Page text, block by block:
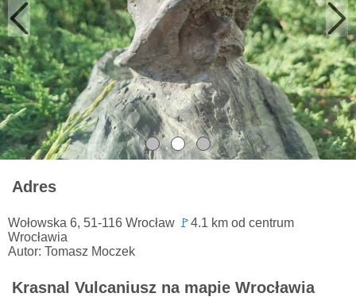
Adres
Wołowska 6, 51-116 Wrocław 🚩4.1 km od centrum
Wrocławia
Autor: Tomasz Moczek
Krasnal Vulcaniusz na mapie Wrocławia